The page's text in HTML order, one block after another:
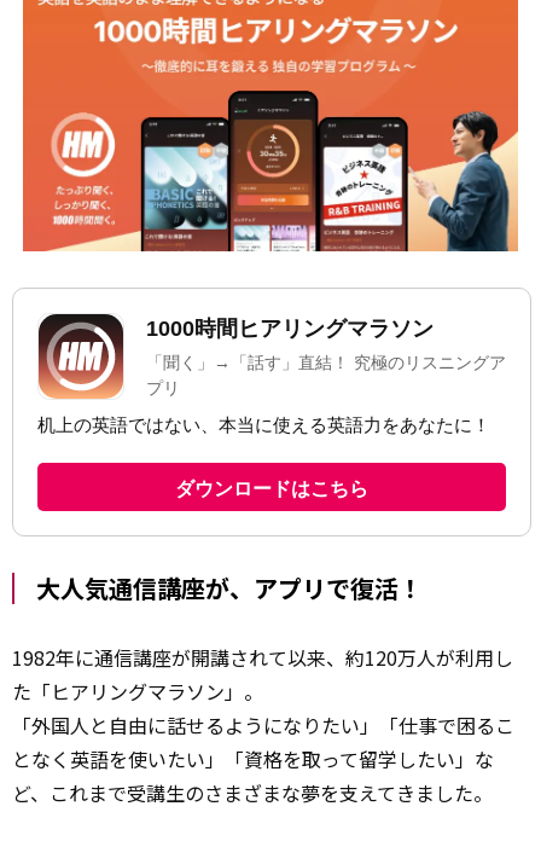
大人気通信講座が、アプリで復活！
1982年に通信講座が開講されて以来、約120万人が利用し
た「ヒアリングマラソン」。
「外国人と自由に話せるようになりたい」「仕事で困るこ
となく英語を使いたい」「資格を取って留学したい」な
ど、これまで受講生のさまざまな夢を支えてきました。